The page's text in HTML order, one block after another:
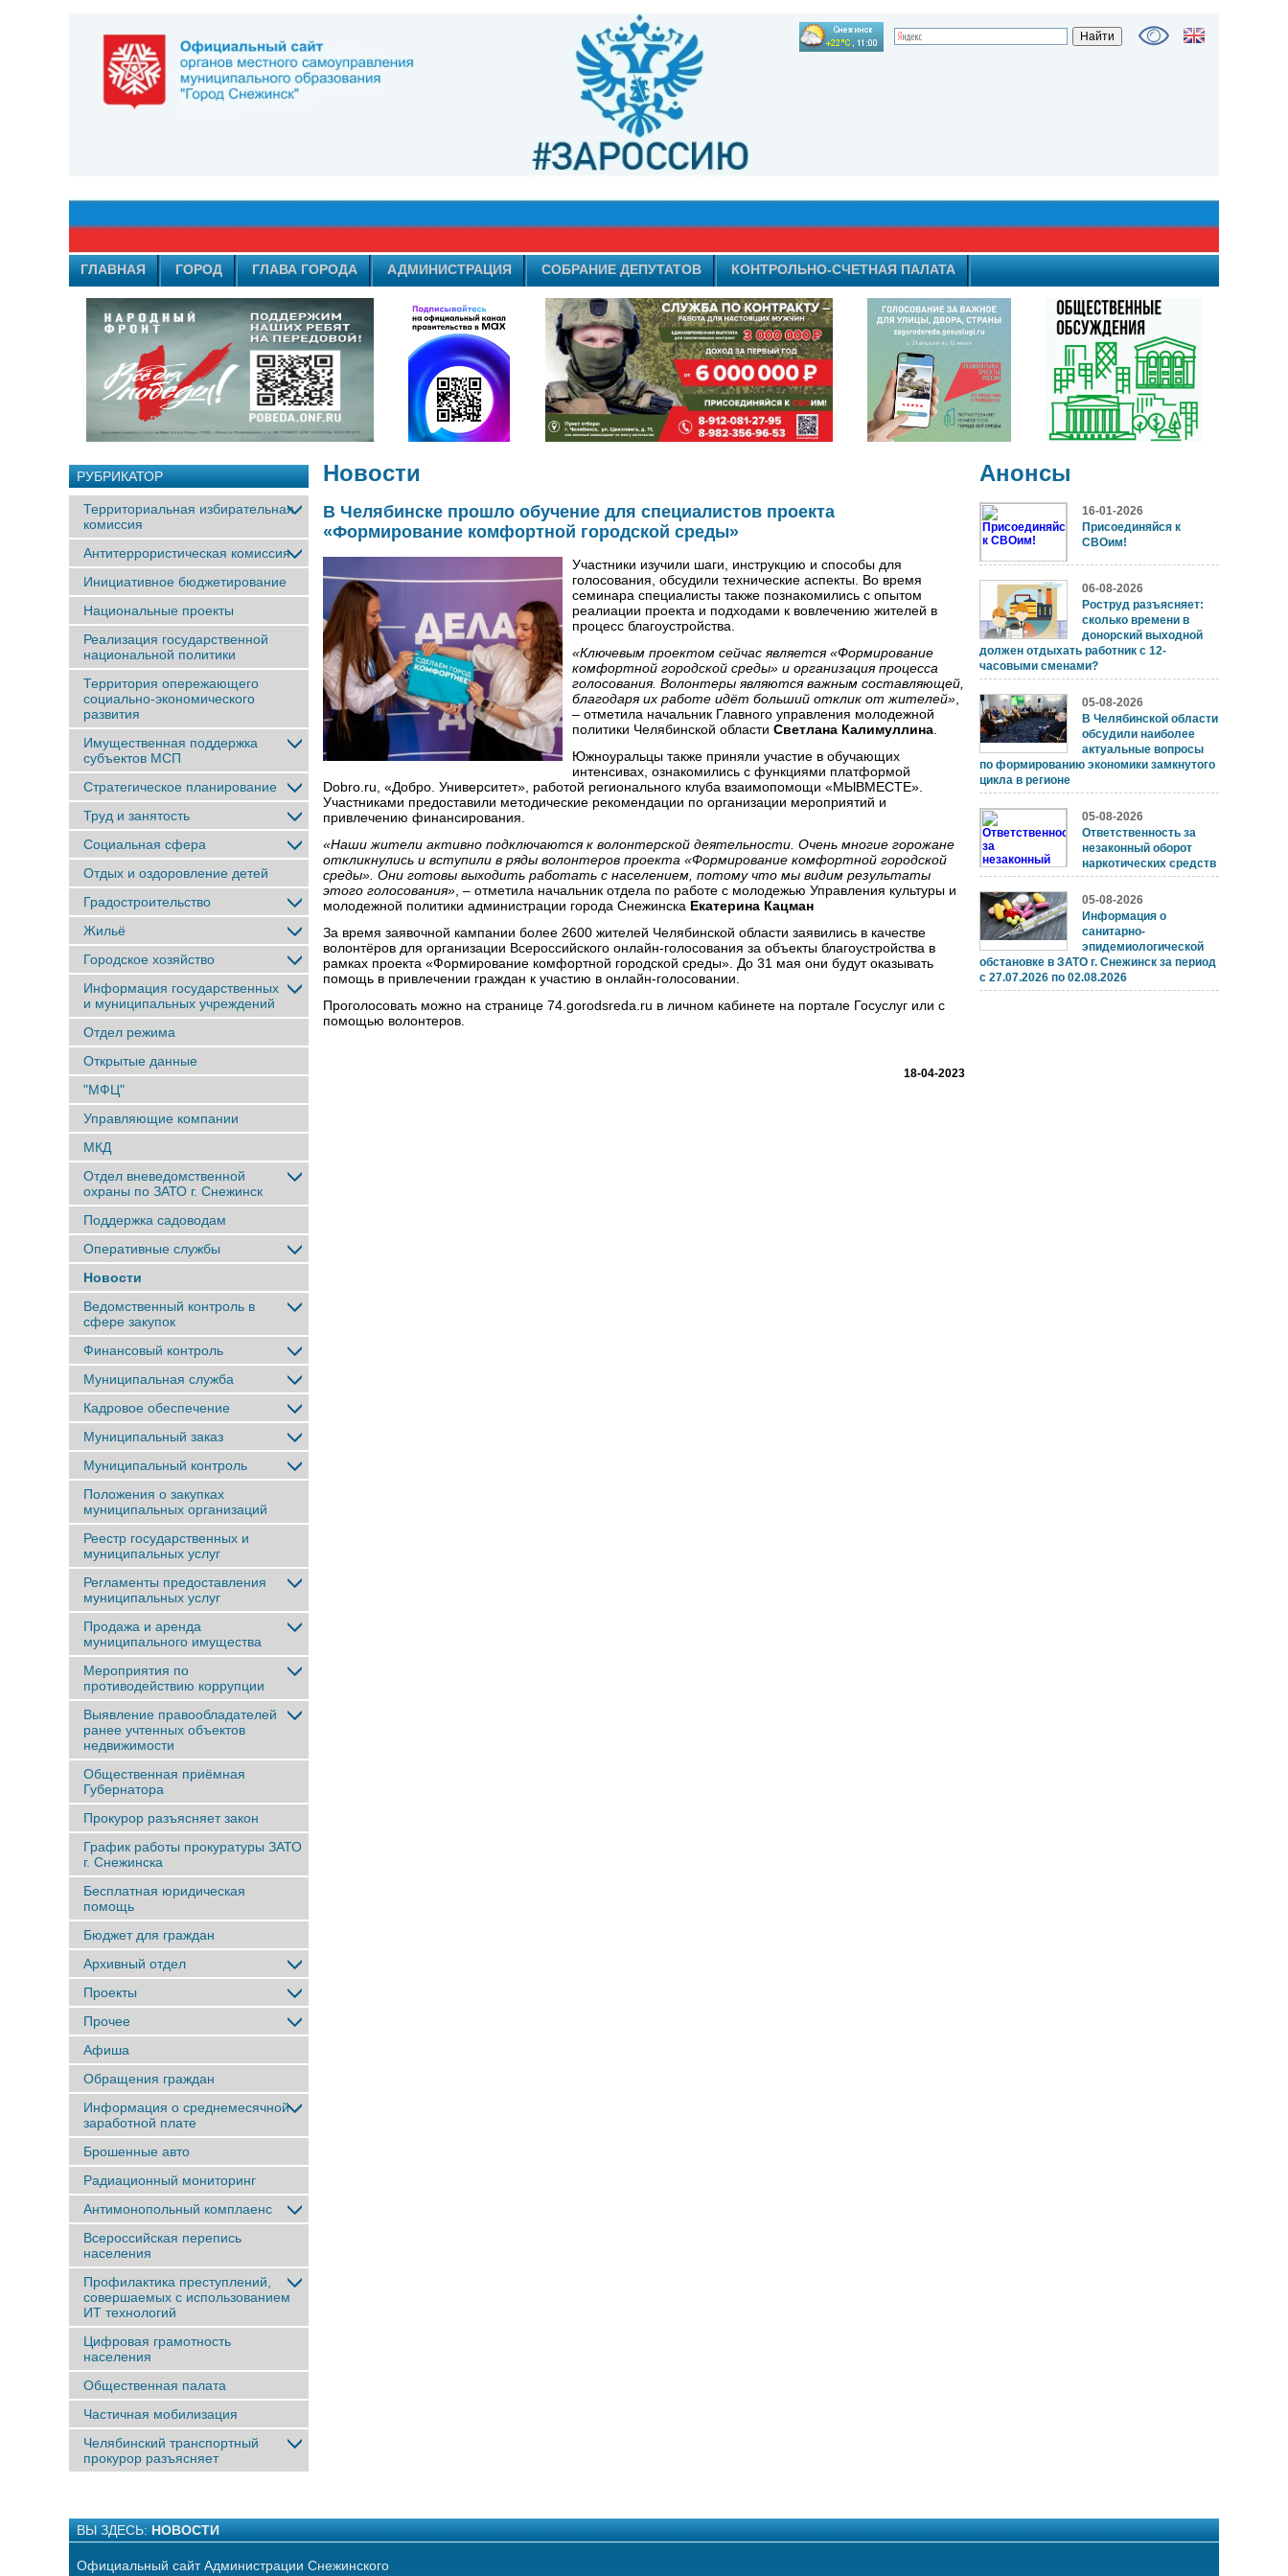
ГЛАВНАЯ ГОРОД ГЛАВА ГОРОДА АДМИНИСТРАЦИЯ СОБРАНИЕ ДЕПУТАТОВ КОНТРОЛЬНО-СЧЕТНАЯ ПАЛАТА
РУБРИКАТОР
Территориальная избирательная
комиссия
Антитеррористическая комиссия
Инициативное бюджетирование
Национальные проекты
Реализация государственной
национальной политики
Территория опережающего
социально-экономического
развития
Имущественная поддержка
субъектов МСП
Стратегическое планирование
Труд и занятость
Социальная сфера
Отдых и оздоровление детей
Градостроительство
Жильё
Городское хозяйство
Информация государственных
и муниципальных учреждений
Отдел режима
Открытые данные
"МФЦ"
Управляющие компании
МКД
Отдел вневедомственной
охраны по ЗАТО г. Снежинск
Поддержка садоводам
Оперативные службы
Новости
Ведомственный контроль в
сфере закупок
Финансовый контроль
Муниципальная служба
Кадровое обеспечение
Муниципальный заказ
Муниципальный контроль
Положения о закупках
муниципальных организаций
Реестр государственных и
муниципальных услуг
Регламенты предоставления
муниципальных услуг
Продажа и аренда
муниципального имущества
Мероприятия по
противодействию коррупции
Выявление правообладателей
ранее учтенныx объектов
недвижимости
Общественная приёмная
Губернатора
Прокурор разъясняет закон
График работы прокуратуры ЗАТО
г. Снежинска
Бесплатная юридическая
помощь
Бюджет для граждан
Архивный отдел
Проекты
Прочее
Афиша
Обращения граждан
Информация о среднемесячной
заработной плате
Брошенные авто
Радиационный мониторинг
Антимонопольный комплаенс
Всероссийская перепись
населения
Профилактика преступлений,
совершаемых с использованием
ИТ технологий
Цифровая грамотность
населения
Общественная палата
Частичная мобилизация
Челябинский транспортный
прокурор разъясняет
Новости
В Челябинске прошло обучение для специалистов проекта
«Формирование комфортной городской среды»
Участники изучили шаги, инструкцию и способы для
голосования, обсудили технические аспекты. Во время
семинара специалисты также познакомились с опытом
реалиации проекта и подходами к вовлечению жителей в
процесс благоустройства.
«Ключевым проектом сейчас является «Формирование
комфортной городской среды» и организация процесса
голосования. Волонтеры являются важным составляющей,
благодаря их работе идёт больший отклик от жителей»
– отметила начальник Главного управления молодежной
политики Челябинской области Светлана Калимуллина
Южноуральцы также приняли участие в обучающих
интенсивах, ознакомились с функциями платформой
Dobro.ru, «Добро. Университет», работой регионального клуба взаимопомощи «МЫВМЕСТЕ».
Участниками предоставили методические рекомендации по организации мероприятий и
привлечению финансирования.
«Наши жители активно подключаются к волонтерской деятельности. Очень многие горожане
откликнулись и вступили в ряды волонтеров проекта «Формирование комфортной городской
среды». Они готовы выходить работать с населением, потому что мы видим результаты
этого голосования» , – отметила начальник отдела по работе с молодежью Управления культуры и
молодежной политики администрации города Снежинска Екатерина Кацман
За время заявочной кампании более 2600 жителей Челябинской области заявились в качестве
волонтёров для организации Всероссийского онлайн-голосования за объекты благоустройства в
рамках проекта «Формирование комфортной городской среды». До 31 мая они будут оказывать
помощь в привлечении граждан к участию в онлайн-голосовании.
Проголосовать можно на странице 74.gorodsreda.ru в личном кабинете на портале Госуслуг или с
помощью волонтеров.
18-04-2023
Анонсы
16-01-2026
Присоединяйся к
СВОим!
06-08-2026
Роструд разъясняет:
сколько времени в
донорский выходной
должен отдыхать работник с 12-
часовыми сменами?
05-08-2026
В Челябинской области
обсудили наиболее
актуальные вопросы
по формированию экономики замкнутого
цикла в регионе
05-08-2026
Ответственность за
незаконный оборот
наркотических средств
05-08-2026
Информация о
санитарно-
эпидемиологической
обстановке в ЗАТО г. Снежинск за период
с 27.07.2026 по 02.08.2026
ВЫ ЗДЕСЬ: НОВОСТИ
Официальный сайт Администрации Снежинского